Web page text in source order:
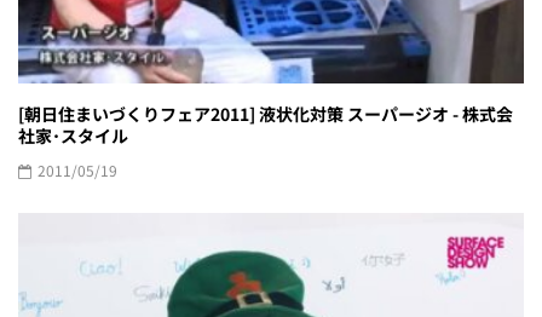
[朝日住まいづくりフェア2011] 液状化対策 スーパージオ - 株式会
社家･スタイル
2011/05/19